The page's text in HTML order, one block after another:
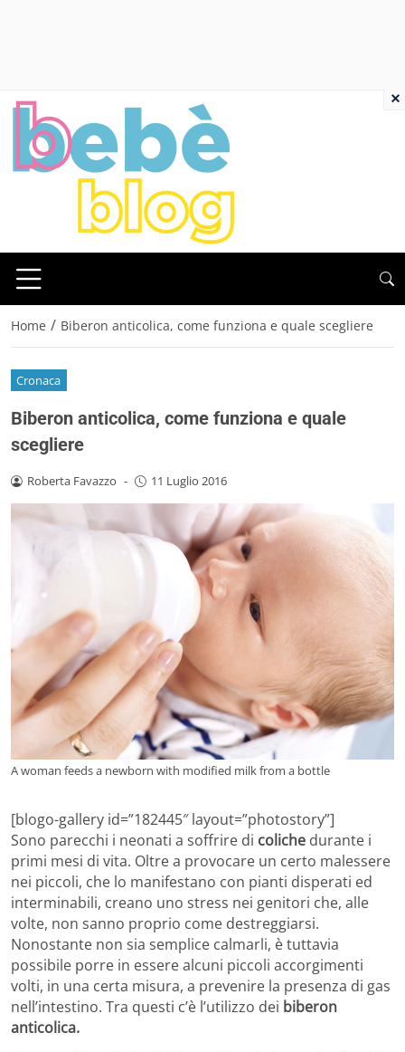
Home / Biberon anticolica, come funziona e quale scegliere
Cronaca
Biberon anticolica, come funziona e quale
scegliere
Roberta Favazzo - 11 Luglio 2016
A woman feeds a newborn with modified milk from a bottle
[blogo-gallery id=”182445″ layout=”photostory”]
Sono parecchi i neonati a soffrire di coliche durante i
primi mesi di vita. Oltre a provocare un certo malessere
nei piccoli, che lo manifestano con pianti disperati ed
interminabili, creano uno stress nei genitori che, alle
volte, non sanno proprio come destreggiarsi.
Nonostante non sia semplice calmarli, è tuttavia
possibile porre in essere alcuni piccoli accorgimenti
volti, in una certa misura, a prevenire la presenza di gas
nell’intestino. Tra questi c’è l’utilizzo dei biberon
anticolica.
×